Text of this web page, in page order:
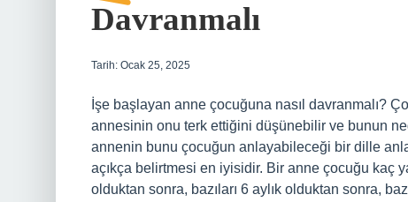
Davranmalı
Tarih: Ocak 25, 2025
İşe başlayan anne çocuğuna nasıl davranmalı?
annesinin onu terk ettiğini düşünebilir ve bunun
annenin bunu çocuğun anlayabileceği bir dille
açıkça belirtmesi en iyisidir. Bir anne çocuğu kaç
olduktan sonra, bazıları 6 aylık olduktan sonra,